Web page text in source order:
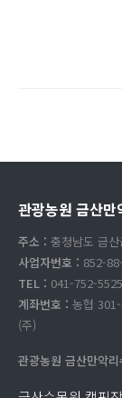
관광농원 금산
주소 : 충청남도 금
사업자번호 : 852-
TEL : 041-752-5525
계좌번호 : 농협
(주)
관광농원 금산만악